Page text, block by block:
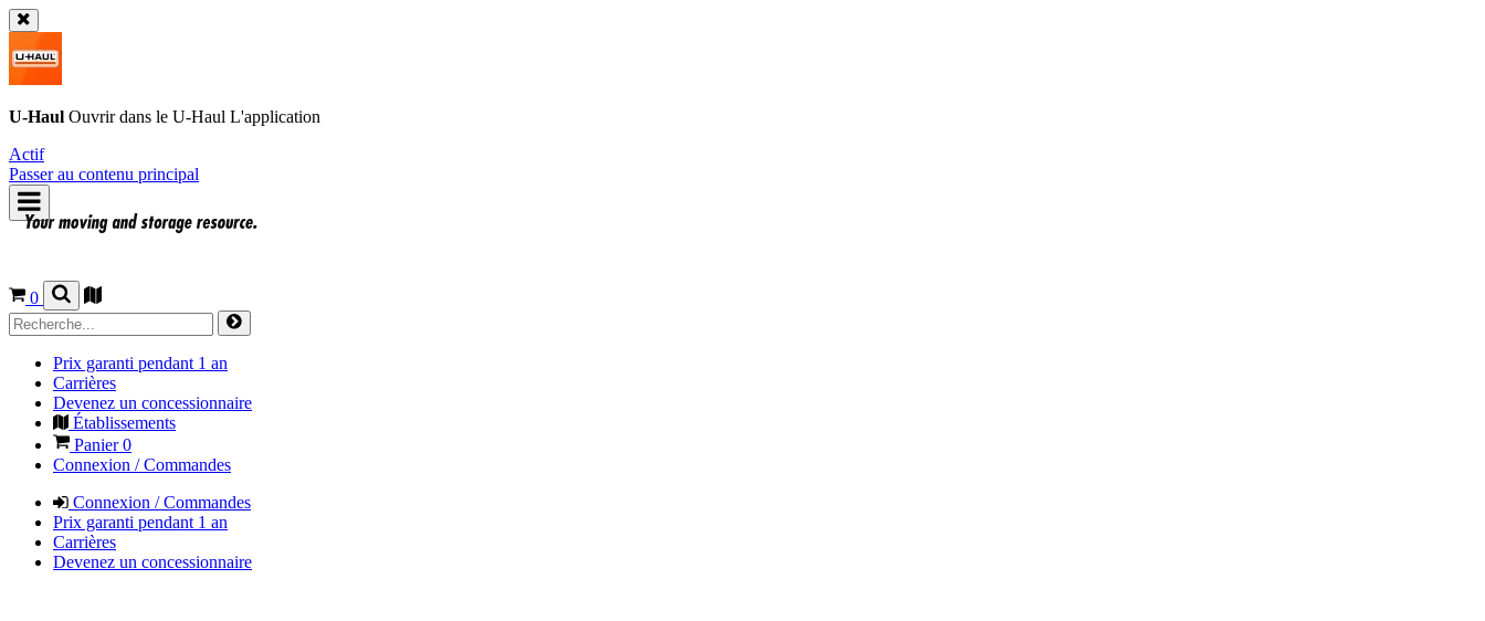
U-Haul Ouvrir dans le U-Haul L'application
Actif
Passer au contenu principal
0
Prix garanti pendant 1 an
Carrières
Devenez un concessionnaire
Établissements
Panier0
Connexion / Commandes
Connexion / Commandes
Prix garanti pendant 1 an
Carrières
Devenez un concessionnaire